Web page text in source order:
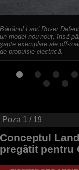
Bătrânul Land Rover
un model nou-nouţ, însă
şapte exemplare ale off-
de propulsie electrică.
Poza 1 / 19
Conceptul
pregătit pentru